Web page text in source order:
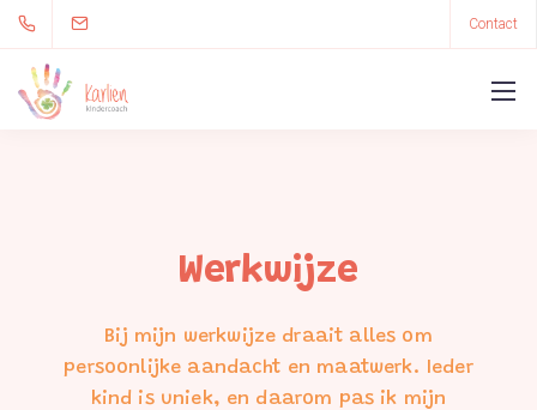
Contact
Werkwijze
Bij mijn werkwijze draait alles om
persoonlijke aandacht en maatwerk. Ieder
kind is uniek, en daarom pas ik mijn